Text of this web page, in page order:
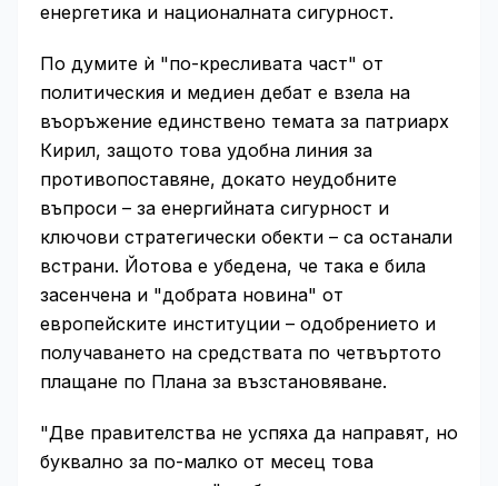
енергетика и националната сигурност.
По думите ѝ "по-кресливата част" от
политическия и медиен дебат е взела на
въоръжение единствено темата за патриарх
Кирил, защото това удобна линия за
противопоставяне, докато неудобните
въпроси – за енергийната сигурност и
ключови стратегически обекти – са останали
встрани. Йотова е убедена, че така е била
засенчена и "добрата новина" от
европейските институции – одобрението и
получаването на средствата по четвъртото
плащане по Плана за възстановяване.
"Две правителства не успяха да направят, но
буквално за по-малко от месец това